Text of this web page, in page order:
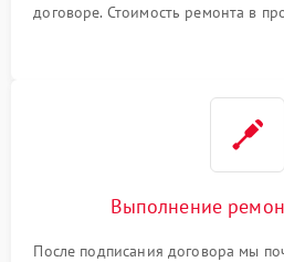
договоре. Стоимость ремонта в
Выполнение
После подписания договора мы